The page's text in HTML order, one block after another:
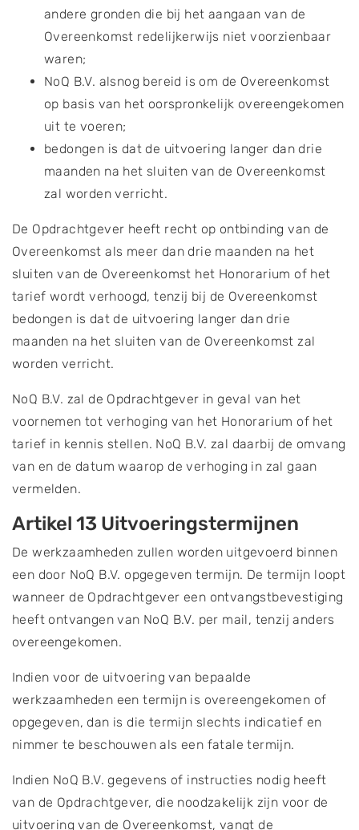
andere gronden die bij het aangaan van de
Overeenkomst redelijkerwijs niet voorzienbaar
waren;
NoQ B.V. alsnog bereid is om de Overeenkomst
op basis van het oorspronkelijk overeengekomen
uit te voeren;
bedongen is dat de uitvoering langer dan drie
maanden na het sluiten van de Overeenkomst
zal worden verricht.
De Opdrachtgever heeft recht op ontbinding van de
Overeenkomst als meer dan drie maanden na het
sluiten van de Overeenkomst het Honorarium of het
tarief wordt verhoogd, tenzij bij de Overeenkomst
bedongen is dat de uitvoering langer dan drie
maanden na het sluiten van de Overeenkomst zal
worden verricht.
NoQ B.V. zal de Opdrachtgever in geval van het
voornemen tot verhoging van het Honorarium of het
tarief in kennis stellen. NoQ B.V. zal daarbij de omvang
van en de datum waarop de verhoging in zal gaan
vermelden.
Artikel 13 Uitvoeringstermijnen
De werkzaamheden zullen worden uitgevoerd binnen
een door NoQ B.V. opgegeven termijn. De termijn loopt
wanneer de Opdrachtgever een ontvangstbevestiging
heeft ontvangen van NoQ B.V. per mail, tenzij anders
overeengekomen.
Indien voor de uitvoering van bepaalde
werkzaamheden een termijn is overeengekomen of
opgegeven, dan is die termijn slechts indicatief en
nimmer te beschouwen als een fatale termijn.
Indien NoQ B.V. gegevens of instructies nodig heeft
van de Opdrachtgever, die noodzakelijk zijn voor de
uitvoering van de Overeenkomst, vangt de